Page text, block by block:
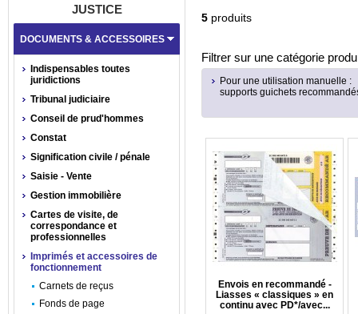
5 produits
Filtrer sur une catégorie
Pour une utilisation manuelle :
supports guichets
Envois en recommandé -
Liasses « classiques » en
continu avec PD*/avec...
JUSTICE
DOCUMENTS & ACCESSOIRES
Indispensables toutes
juridictions
Tribunal judiciaire
Conseil de prud'hommes
Constat
Signification civile / pénale
Saisie - Vente
Gestion immobilière
Cartes de visite, de
correspondance et
professionnelles
Imprimés et accessoires de
fonctionnement
Carnets de reçus
Fonds de page